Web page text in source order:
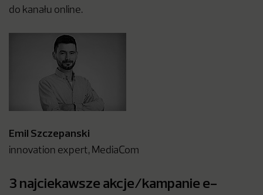
do kanału online.
Emil Szczepanski
innovation expert, MediaCom
3 najciekawsze akcje/kampanie e-